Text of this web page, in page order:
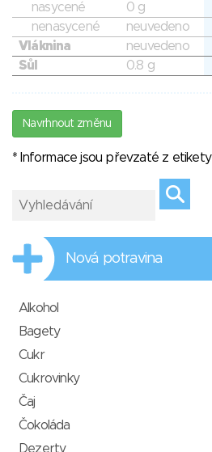
nasycené
0 g
nenasycené
neuvedeno
Vláknina
neuvedeno
Sůl
0.8 g
Navrhnout změnu
* Informace jsou převzaté z
Nová potravina
Alkohol
Bagety
Cukr
Cukrovinky
Čaj
Čokoláda
Dezerty